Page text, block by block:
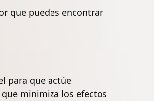
que puedes encontrar
para que actúe
minimiza los efectos